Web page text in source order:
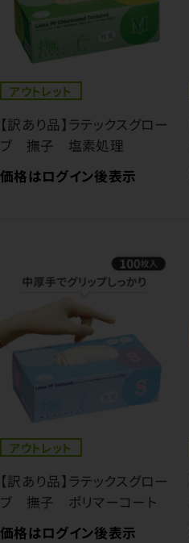
アウトレット
【訳あり品】ラテックスグロー
ブ 撫子 塩素処理
価格はログイン後表示
アウトレット
【訳あり品】ラテックスグロー
ブ 撫子 ポリマーコート
価格はログイン後表示